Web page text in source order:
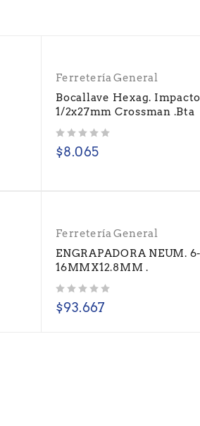
Ferretería General
Bocallave Hexag. Impacto
1/2x27mm Crossman .Bta
$8.065
Ferretería General
ENGRAPADORA NEUM. 6-
16MMX12.8MM .
$93.667